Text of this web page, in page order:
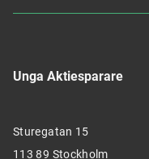
Unga Aktiesparare
Sturegatan 15
113 89 Stockholm